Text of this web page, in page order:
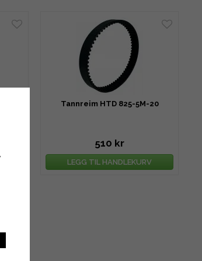
Tannreim HTD 825-5M-20
510 kr
LEGG TIL HANDLEKURV